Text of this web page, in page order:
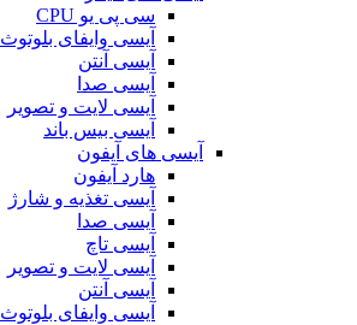
سی پی یو CPU
آیسی وایفای بلوتوث
آیسی آنتن
آیسی صدا
آیسی لایت و تصویر
آیسی بیس باند
آیسی های آیفون
هارد آیفون
آیسی تغذیه و شارژ
آیسی صدا
آیسی تاچ
آیسی لایت و تصویر
آیسی آنتن
آیسی وایفای بلوتوث